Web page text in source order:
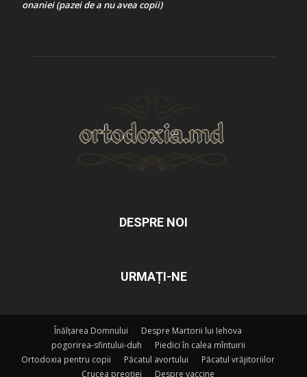
onaniei (pazei de a nu avea copii)
DESPRE NOI
URMAȚI-NE
Înălțarea Domnului
Despre Martorii lui Iehova
pogorirea-sfintului-duh
Piedici în calea mîntuirii
Ortodoxia pentru copii
Păcatul avortului
Păcatul vrăjitoriilor
Crucea preoției
Despre vaccine